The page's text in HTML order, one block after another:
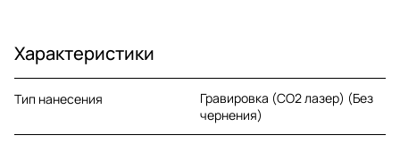
Характеристики
Тип нанесения
Гравировка (CO2 лазер) (Без
чернения)